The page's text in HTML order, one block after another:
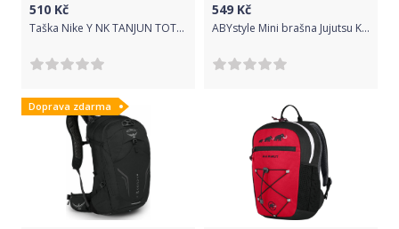
510 Kč
Taška Nike Y NK TANJUN TOTE - AOP SU20 ba6210-010
549 Kč
ABYstyle Mini brašna Jujutsu Kaisen, barva černá
Doprava zdarma